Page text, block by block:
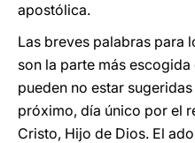
apostólica.
Las breves palabras para
son la parte más
pueden no estar
próximo, día único por el
Cristo, Hijo de Dios. El